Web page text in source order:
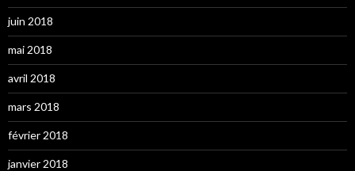
juin 2018
mai 2018
avril 2018
mars 2018
février 2018
janvier 2018